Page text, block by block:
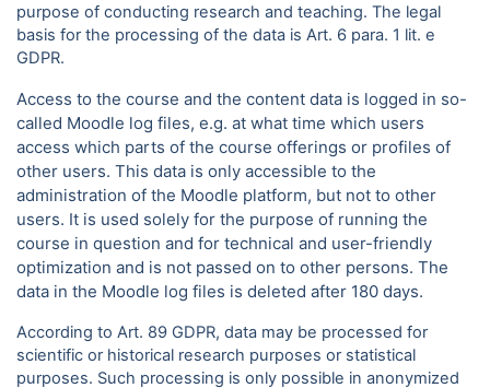
purpose of conducting research and teaching. The legal
basis for the processing of the data is Art. 6 para. 1 lit. e
GDPR.
Access to the course and the content data is logged in so-
called Moodle log files, e.g. at what time which users
access which parts of the course offerings or profiles of
other users. This data is only accessible to the
administration of the Moodle platform, but not to other
users. It is used solely for the purpose of running the
course in question and for technical and user-friendly
optimization and is not passed on to other persons. The
data in the Moodle log files is deleted after 180 days.
According to Art. 89 GDPR, data may be processed for
scientific or historical research purposes or statistical
purposes. Such processing is only possible in anonymized